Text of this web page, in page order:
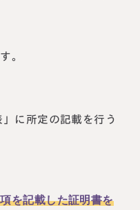
。
に所定の記載を行う
を記載した証明書を